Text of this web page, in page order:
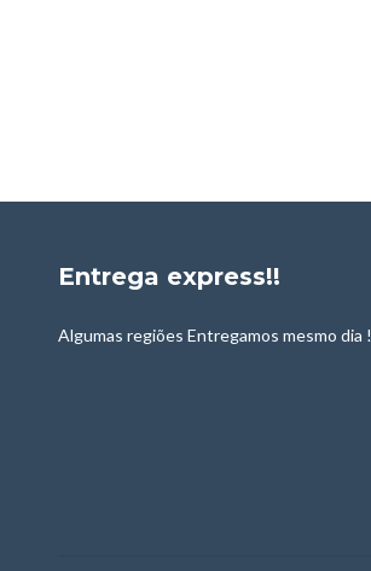
Entrega express!!
Algumas regiões Entregamos mesmo dia !